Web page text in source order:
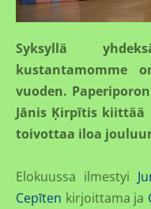
Syksyllä
kustantamomme
vuoden.
Jānis Ķirpītis kiittää
toivottaa iloa
Elokuussa ilmestyi
Cepīten kirjoittama ja